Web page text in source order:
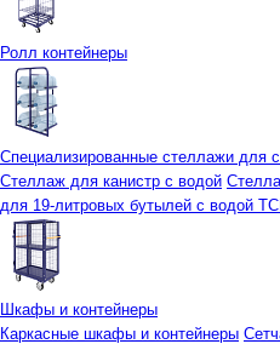
Ролл контейнеры
Специализированные стеллажи для
Стеллаж для канистр с водой
для 19-литровых бутылей с водой
Шкафы и контейнеры
Каркасные шкафы и контейнеры